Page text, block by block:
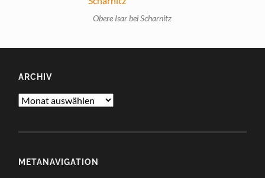
Obere Isar bei Scharnitz
ARCHIV
Archiv
METANAVIGATION